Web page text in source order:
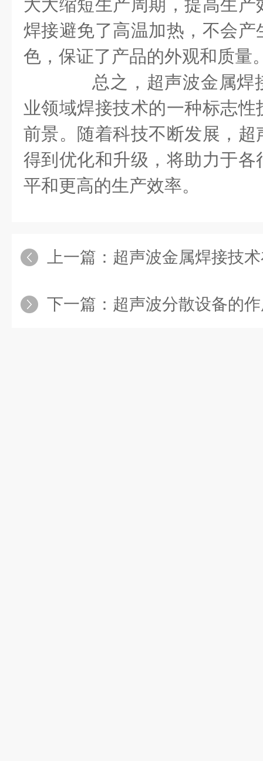
大大缩短生产周期，提高生
焊接避免了高温加热，不会
色，保证了产品的外观和质量
总之，超声波金属焊
业领域焊接技术的一种标志
前景。随着科技不断发展，
得到优化和升级，将助力于
平和更高的生产效率。
上一篇： 超声波金属焊接技
下一篇： 超声波分散设备的